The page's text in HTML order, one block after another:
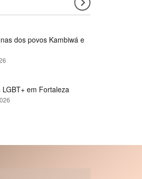
dos povos Kambiwá e
em Fortaleza